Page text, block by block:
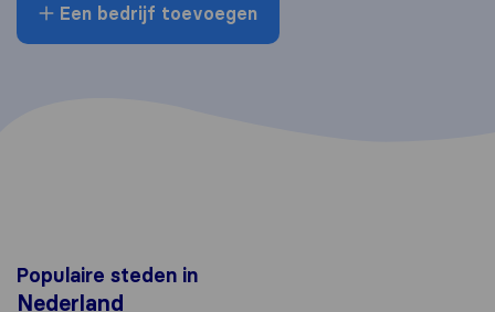
Een bedrijf toevoegen
Populaire steden in
Nederland